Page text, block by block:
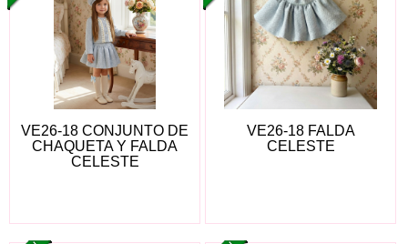
VE26-18 CONJUNTO DE
CHAQUETA Y FALDA
CELESTE
VE26-18 FALDA
CELESTE